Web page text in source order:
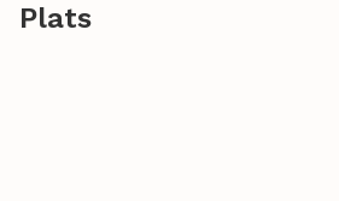
Plats